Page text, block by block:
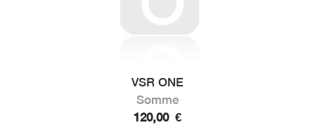
VSR ONE
Somme
120,00 €